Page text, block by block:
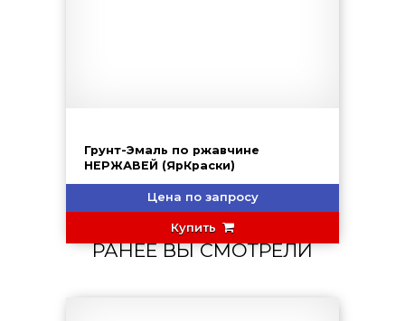
Грунт-Эмаль по ржавчине
НЕРЖАВЕЙ (ЯрКраски)
Цена по запросу
Купить
РАНЕЕ ВЫ СМОТРЕЛИ